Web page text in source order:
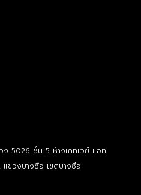
5026 ชั้น 5 ห้างเกทเวย์ แอท
แขวงบางซื่อ เขตบางซื่อ